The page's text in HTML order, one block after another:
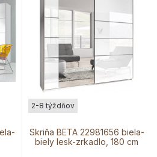
Skriňa BETA 22981656 biela-
biely lesk-zrkadlo, 180 cm
2-8 týždňov